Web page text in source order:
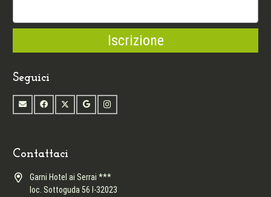
Seguici
Contattaci
Garni Hotel ai Serrai ***
loc. Sottoguda 56 I-32023